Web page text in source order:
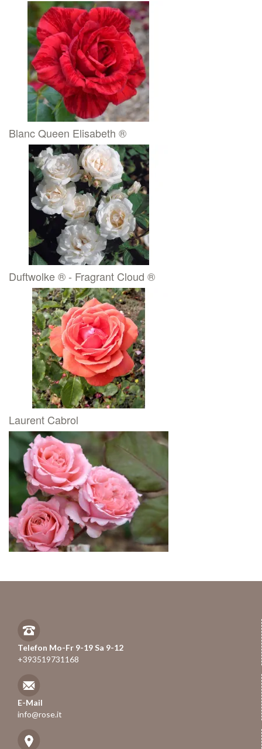
Blanc Queen Elisabeth ®
Duftwolke ® - Fragrant Cloud ®
Laurent Cabrol
Telefon Mo-Fr 9-19 Sa 9-12
+393519731168
E-Mail
info@rose.it